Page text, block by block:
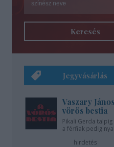
Keresés
Jegyvásárlás
Vaszary
vörös bestia
Pikali Gerda
a férfiak pedig
hirdetés